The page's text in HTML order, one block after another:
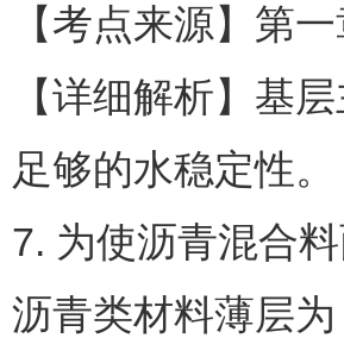
【考点来源】第
【详细解析】基
足够的水稳定性。
7. 为使沥青混合
沥青类材料薄层为